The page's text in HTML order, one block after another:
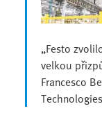
„Festo
velkou
Francesco